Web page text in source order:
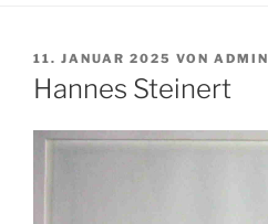
VERÖFFENTLICHT
AM
11. JANUAR 2025 VON ADMIN
Hannes Steinert